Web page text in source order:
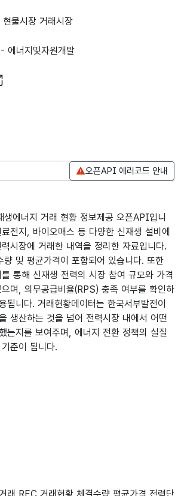
물시장 거래시장
- 에너지및자원개발
오픈API 에러코드 안내
생에너지 거래 현황 정보제공 오픈API입니
전지, 바이오매스 등 다양한 신재생 설비에
시장에 거래한 내역을 정리한 자료입니다.
량 및 평균가격이 포함되어 있습니다. 또한
통해 신재생 전력의 시장 참여 규모와 가격
며, 의무공급비율(RPS) 충족 여부를 확인하
됩니다. 거래현황데이터는 한국서부발전이
생산하는 것을 넘어 전력시장 내에서 어떤
는지를 보여주며, 에너지 전환 정책의 실질
준이 됩니다.